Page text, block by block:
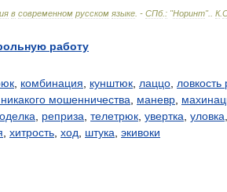
в современном русском языке . - СПб. : "Норинт". К.
работу
комбинация кунштюк лаццо ловкость
мошенничества маневр
реприза телетрюк увертка уловка
хитрость ход штука экивоки